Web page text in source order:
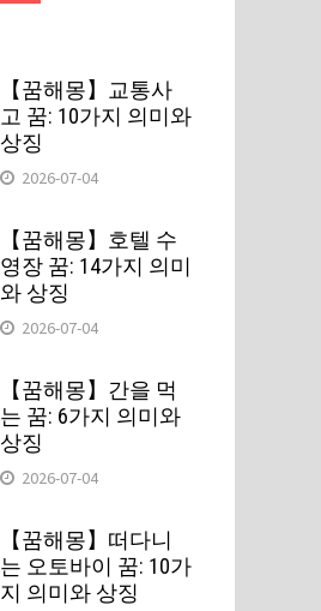
【꿈해몽】교통사
고 꿈: 10가지 의미와
상징
2026-07-04
【꿈해몽】호텔 수
영장 꿈: 14가지 의미
와 상징
2026-07-04
【꿈해몽】간을 먹
는 꿈: 6가지 의미와
상징
2026-07-04
【꿈해몽】떠다니
는 오토바이 꿈: 10가
지 의미와 상징